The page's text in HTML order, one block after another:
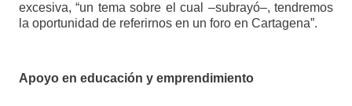
excesiva, “un tema sobre el cual –subrayó–, tendremos
la oportunidad de referirnos en un foro en Cartagena”.
Apoyo en educación y emprendimiento